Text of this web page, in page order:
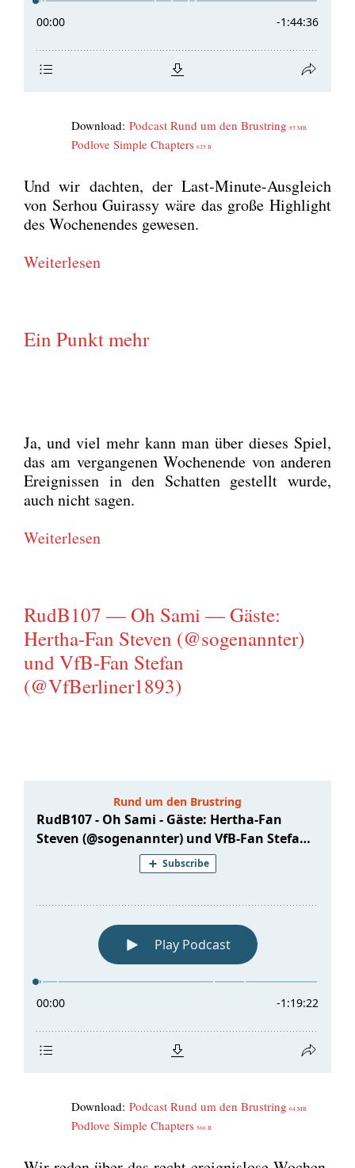
Down­load: Pod­cast Rund um den Brust­ring 85 MB
Pod­l­ove Simp­le Chap­ters 625 B
Und wir dach­ten, der Last-Minu­te-Aus­gleich
von Ser­hou Gui­ras­sy wäre das gro­ße High­light
des Wochen­en­des gewe­sen.
Wei­ter­le­sen
Ein Punkt mehr
Ja, und viel mehr kann man über die­ses Spiel,
das am ver­gan­ge­nen Wochen­en­de von ande­ren
Ereig­nis­sen in den Schat­ten gestellt wur­de,
auch nicht sagen.
Wei­ter­le­sen
RudB107 — Oh Sami — Gäste:
Hertha-Fan Steven (@sogenannter)
und VfB-Fan Stefan
(@VfBerliner1893)
Down­load: Pod­cast Rund um den Brust­ring 64 MB
Pod­l­ove Simp­le Chap­ters 566 B